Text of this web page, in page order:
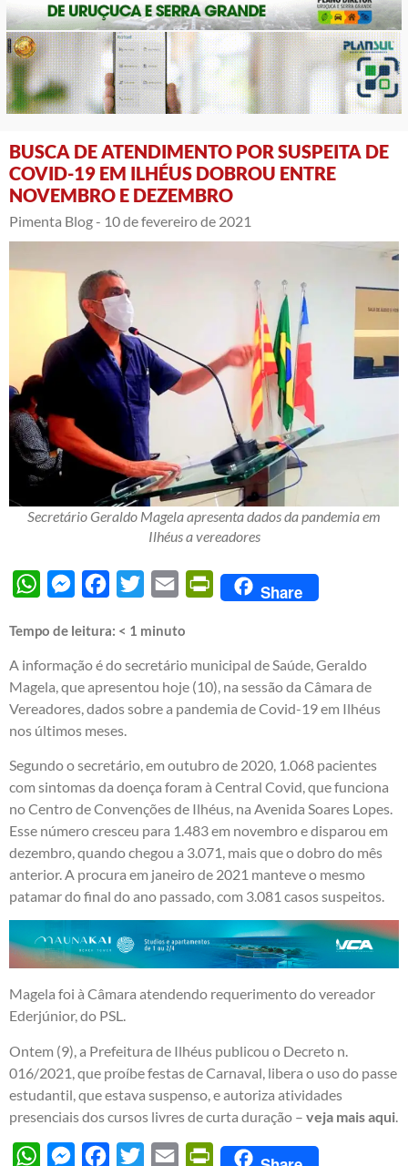
BUSCA DE ATENDIMENTO POR SUSPEITA DE
COVID-19 EM ILHÉUS DOBROU ENTRE
NOVEMBRO E DEZEMBRO
Pimenta Blog - 10 de fevereiro de 2021
Secretário Geraldo Magela apresenta dados da pandemia em
Ilhéus a vereadores
WhatsAppMessengerFacebook
Twitter Email PrintFriendly
Share
Tempo de leitura: < 1 minuto
A informação é do secretário municipal de Saúde, Geraldo
Magela, que apresentou hoje (10), na sessão da Câmara de
Vereadores, dados sobre a pandemia de Covid-19 em Ilhéus
nos últimos meses.
Segundo o secretário, em outubro de 2020, 1.068 pacientes
com sintomas da doença foram à Central Covid, que funciona
no Centro de Convenções de Ilhéus, na Avenida Soares Lopes.
Esse número cresceu para 1.483 em novembro e disparou em
dezembro, quando chegou a 3.071, mais que o dobro do mês
anterior. A procura em janeiro de 2021 manteve o mesmo
patamar do final do ano passado, com 3.081 casos suspeitos.
Magela foi à Câmara atendendo requerimento do vereador
Ederjúnior, do PSL.
Ontem (9), a Prefeitura de Ilhéus publicou o Decreto n.
016/2021, que proíbe festas de Carnaval, libera o uso do passe
estudantil, que estava suspenso, e autoriza atividades
presenciais dos cursos livres de curta duração – veja mais aqui
WhatsAppMessengerFacebook
Twitter Email PrintFriendly